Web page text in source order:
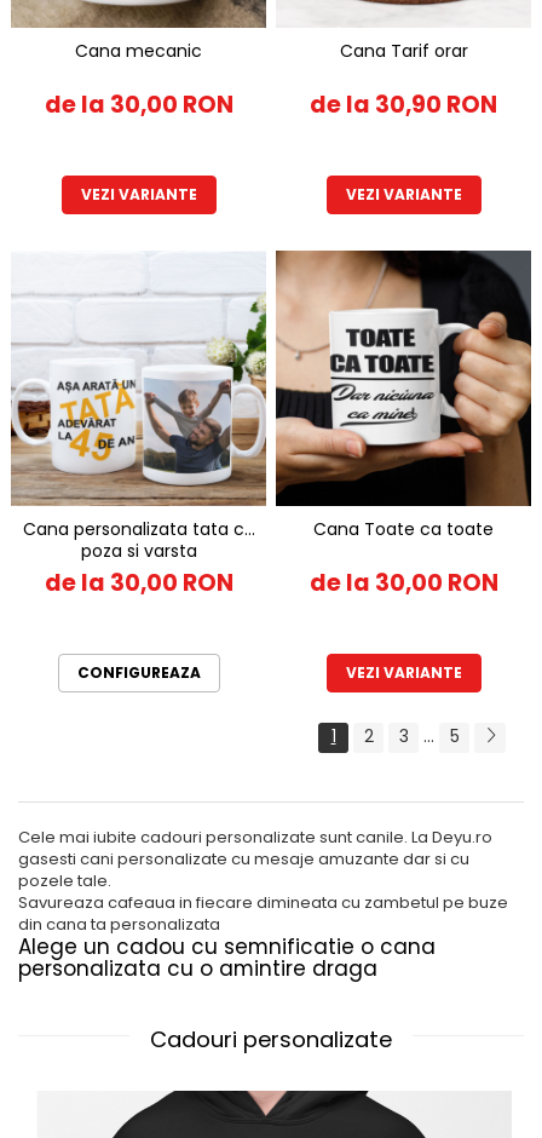
Cana mecanic
de la 30,00 RON
VEZI VARIANTE
Cana Tarif orar
de la 30,90 RON
VEZI VARIANTE
Cana personalizata tata cu
poza si varsta
de la 30,00 RON
CONFIGUREAZA
Cana Toate ca toate
de la 30,00 RON
VEZI VARIANTE
1 2 3 ... 5
Cele mai iubite cadouri personalizate sunt canile. La Deyu.ro
gasesti cani personalizate cu mesaje amuzante dar si cu
pozele tale.
Savureaza cafeaua in fiecare dimineata cu zambetul pe buze
din cana ta personalizata
Alege un cadou cu semnificatie o cana
personalizata cu o amintire draga
Cadouri personalizate